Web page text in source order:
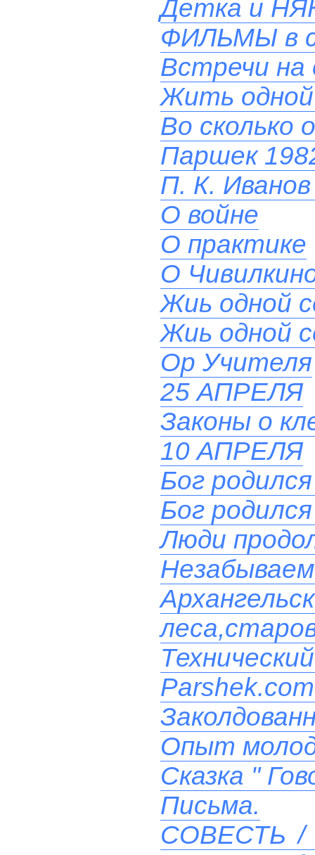
Детка и
ФИЛЬМЫ в
Встречи на
Жить
Во сколько
Паршек
П. К.
О войне
О практике
О
Жиь одной
Жиь одной
Ор Учителя
25 АПРЕЛЯ
Законы о
10 АПРЕЛЯ
Бог
Бог
Люди
Опыт
Сказка "
Письма.
СОВЕСТЬ /